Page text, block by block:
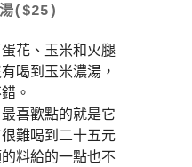
湯($25)
花、玉米和火腿
喝到玉米濃湯，
。
喜歡點的就是它
難喝到二十五元
料給的一點也不